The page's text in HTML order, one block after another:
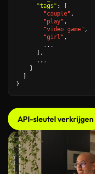
"tags" : [
"couple" ,
"play" ,
"video game" ,
"girl" ,
        ...
      ],
      ...
    }
API-sleutel verkrijgen